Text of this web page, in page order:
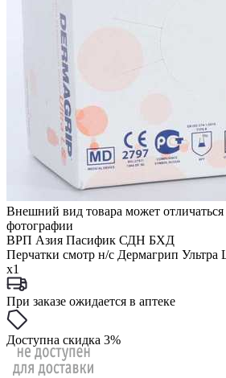
Внешний вид товара может
фотографии
ВРП Азия Пасифик СДН БХД
Перчатки смотр н/с Дермагрип Ультра
x1
При заказе ожидается в аптеке
Доступна скидка 3%